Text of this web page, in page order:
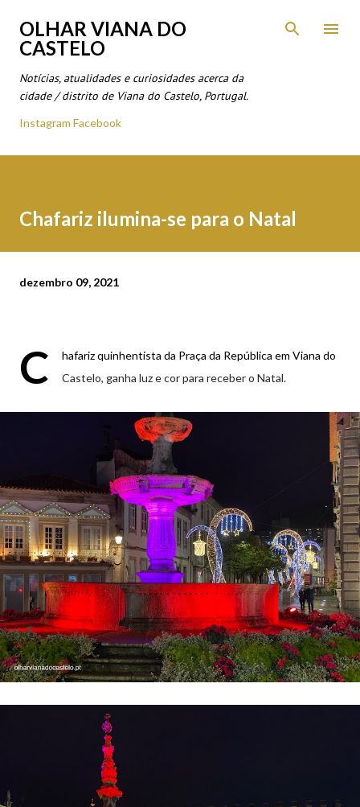
Avançar para o conteúdo principal
OLHAR VIANA DO
CASTELO
Notícias, atualidades e curiosidades acerca da
cidade / distrito de Viana do Castelo, Portugal.
Instagram Facebook
Chafariz ilumina-se para o Natal
dezembro 09, 2021
C
hafariz quinhentista da Praça da República em Viana do
Castelo, ganha luz e cor para receber o Natal.